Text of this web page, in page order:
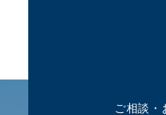
ご相談・